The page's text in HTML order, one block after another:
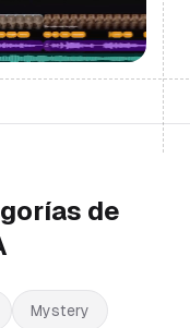
de
Mystery